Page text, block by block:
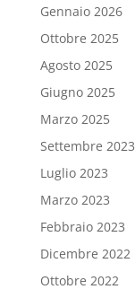
Gennaio 2026
Ottobre 2025
Agosto 2025
Giugno 2025
Marzo 2025
Settembre 2023
Luglio 2023
Marzo 2023
Febbraio 2023
Dicembre 2022
Ottobre 2022